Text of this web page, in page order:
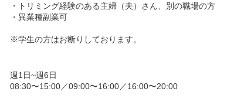
・トリミング経験のある主婦（夫）さん、別の職場の方
・異業種副業可
※学生の方はお断りしております。
週1日~週6日
08:30〜15:00／09:00〜16:00／16:00〜20:00